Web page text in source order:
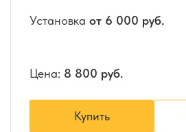
Установка от 6 000 руб.
Цена: 8 800 руб.
Купить